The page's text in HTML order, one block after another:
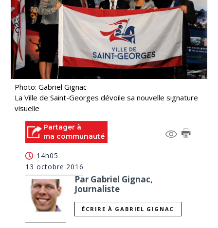
Photo: Gabriel Gignac
La Ville de Saint-Georges dévoile sa nouvelle signature
visuelle
Partager à
ma communauté
14h05
13 octobre 2016
Par Gabriel Gignac,
Journaliste
ÉCRIRE À GABRIEL GIGNAC